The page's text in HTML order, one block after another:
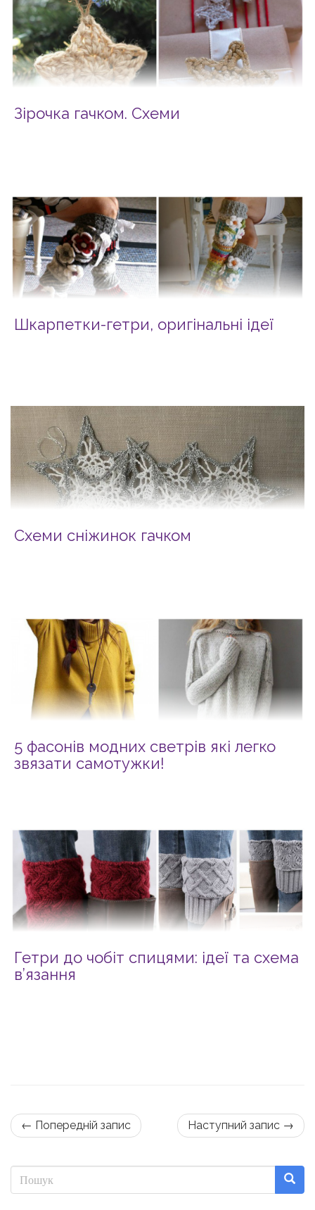
Зірочка гачком. Схеми
Шкарпетки-гетри, оригінальні ідеї
Схеми сніжинок гачком
5 фасонів модних светрів які легко
звязати самотужки!
Гетри до чобіт спицями: ідеї та схема
в’язання
← Попередній запис Наступний запис →